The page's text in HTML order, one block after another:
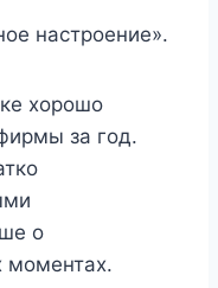
настроение».
хорошо
за год.
о
моментах.